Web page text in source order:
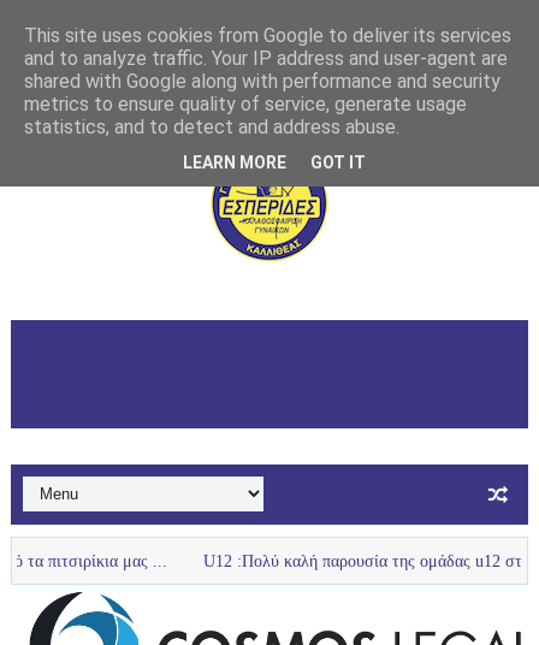
μας ... U12 :Πολύ καλή παρουσία της ομάδας u12 στο τουρνουά με
This site uses cookies from Google to deliver its services
and to analyze traffic. Your IP address and user-agent are
shared with Google along with performance and security
metrics to ensure quality of service, generate usage
statistics, and to detect and address abuse.
LEARN MORE GOT IT